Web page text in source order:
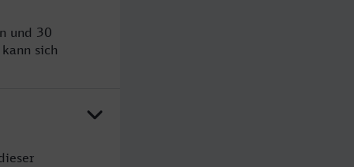
und 30
sich